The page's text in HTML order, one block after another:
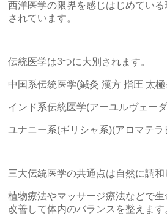
西洋医学の限界を感じはじめてい
されています。
伝統医学は3つに大別されます。
中国系伝統医学(鍼灸 漢方 指圧 太
インド系伝統医学(アーユルヴェー
ユナニー系(ギリシャ系)(アロマテ
三大伝統医学の共通点は自然に調
植物療法やマッサージ療法などで
改善して体内のバランスを整えます